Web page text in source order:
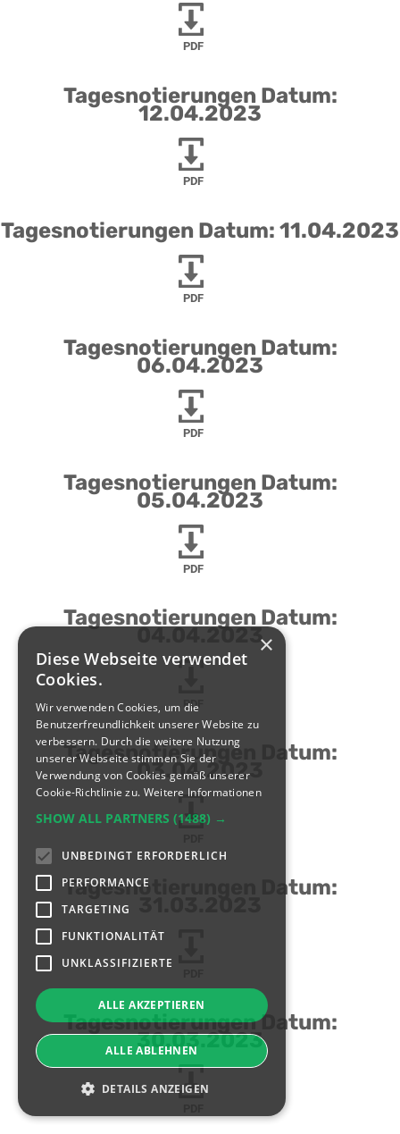
PDF
Tagesnotierungen Datum:
12.04.2023
PDF
Tagesnotierungen Datum: 11.04.2023
PDF
Tagesnotierungen Datum:
06.04.2023
PDF
Tagesnotierungen Datum:
05.04.2023
PDF
Tagesnotierungen Datum:
04.04.2023
PDF
Tagesnotierungen Datum:
03.04.2023
Tagesnotierungen Datum:
Tagesnotierungen Datum:
30.03.2023
×
Diese Webseite verwendet
Cookies.
Wir verwenden Cookies, um die
Benutzerfreundlichkeit unserer Website zu
verbessern. Durch die weitere Nutzung
unserer Webseite stimmen Sie der
Verwendung von Cookies gemäß unserer
Cookie-Richtlinie zu. Weitere Informationen
SHOW ALL PARTNERS (1488) →
UNBEDINGT ERFORDERLICH
PERFORMANCE
TARGETING
FUNKTIONALITÄT
UNKLASSIFIZIERTE
ALLE AKZEPTIEREN
ALLE ABLEHNEN
DETAILS ANZEIGEN